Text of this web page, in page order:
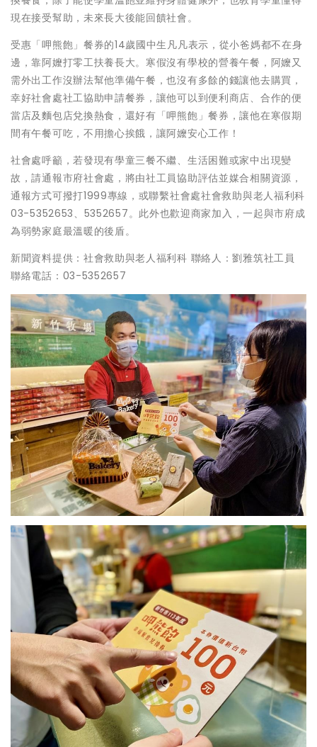
現在接受幫助，未來長大後能回饋社會。
受惠「呷熊飽」餐券的14歲國中生凡凡表示，從小爸媽都不在身
邊，靠阿嬤打零工扶養長大。寒假沒有學校的營養午餐，阿嬤又
需外出工作沒辦法幫他準備午餐，也沒有多餘的錢讓他去購買，
幸好社會處社工協助申請餐券，讓他可以到便利商店、合作的便
當店及麵包店兌換熱食，還好有「呷熊飽」餐券，讓他在寒假期
間有午餐可吃，不用擔心挨餓，讓阿嬤安心工作！
社會處呼籲，若發現有學童三餐不繼、生活困難或家中出現變
故，請通報市府社會處，將由社工員協助評估並媒合相關資源，
通報方式可撥打1999專線，或聯繫社會處社會救助與老人福利科
03-5352653、5352657。此外也歡迎商家加入，一起與市府成
為弱勢家庭最溫暖的後盾。
新聞資料提供：社會救助與老人福利科 聯絡人：劉雅筑社工員
聯絡電話：03-5352657